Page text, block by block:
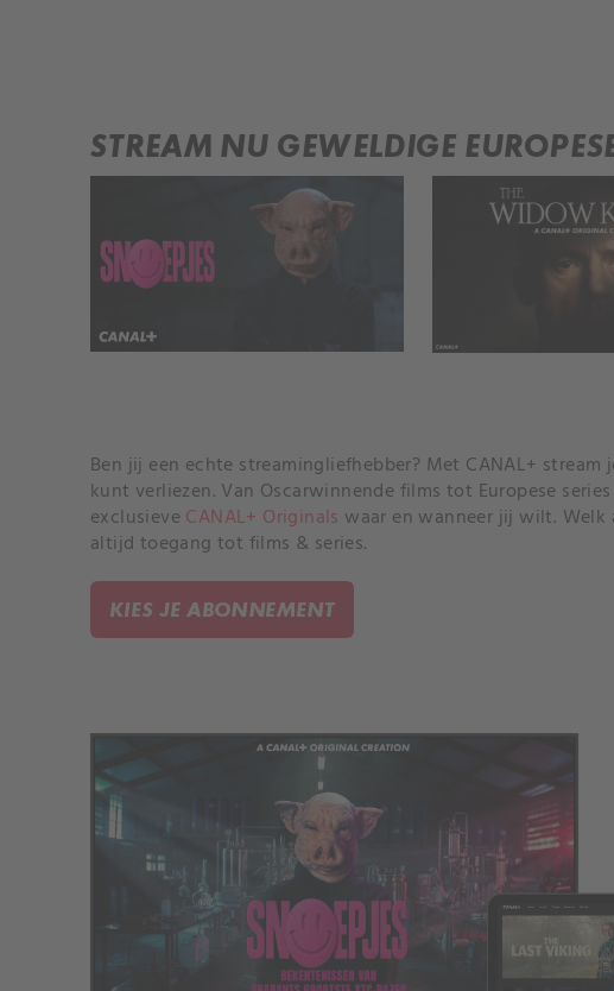
STREAM NU GEWELDIGE
Ben jij een echte streamingliefhebber? Met CANAL+ stream
kunt verliezen. Van Oscarwinnende films tot Europese
exclusieve CANAL+ Originals waar en wanneer jij wilt.
altijd toegang tot films & series.
KIES JE ABONNEMENT